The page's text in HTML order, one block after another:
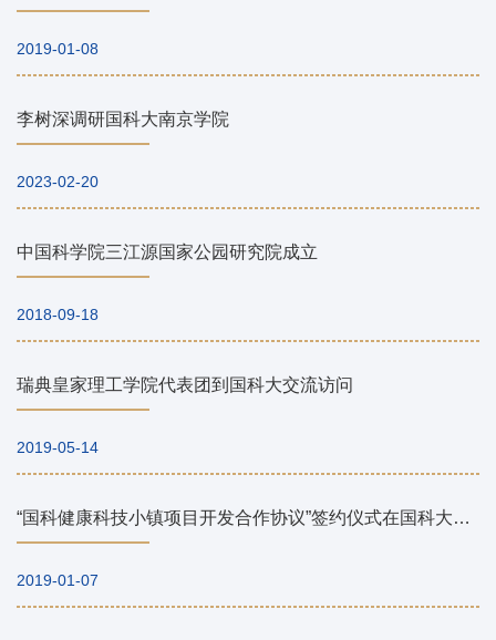
2019-01-08
李树深调研国科大南京学院
2023-02-20
中国科学院三江源国家公园研究院成立
2018-09-18
瑞典皇家理工学院代表团到国科大交流访问
2019-05-14
“国科健康科技小镇项目开发合作协议”签约仪式在国科大举行
2019-01-07